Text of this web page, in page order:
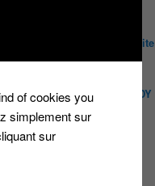
Les indiscrétions de la petite
souris
LES INTRIGUES DE MILADY
Les pages du blog
Les pages réservées aux
abonnées
of cookies you
simplement sur
sur